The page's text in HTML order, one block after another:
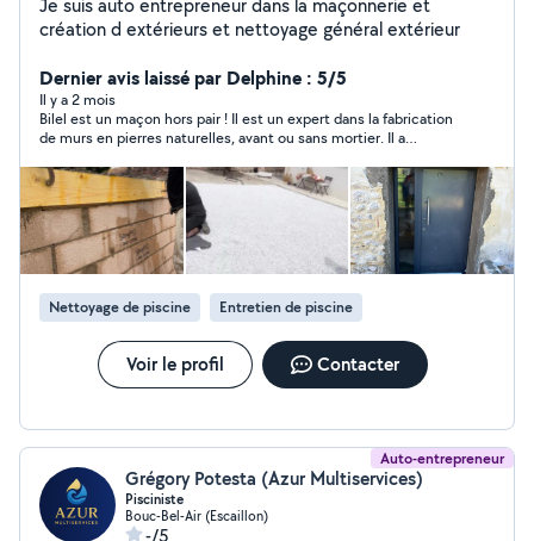
Je suis auto entrepreneur dans la maçonnerie et
création d extérieurs et nettoyage général extérieur
Dernier avis laissé par Delphine : 5/5
Il y a 2 mois
Bilel est un maçon hors pair ! Il est un expert dans la fabrication
de murs en pierres naturelles, avant ou sans mortier. Il a
car un peu atypique. La réalisation a dépassé mes attentes,
c’est encore plus joli que ce que j’attendais. Étant également
habitué à travailler en équipe, il vient parfois avec un collègue
ce qui lui permet d’être encore plus efficace. Et je n’ai pas
besoin de vendre un rein pour sa rémunération ! Je vais très
certainement le solliciter à nouveau pour des changements de
fenêtres ou des poses de placo. Ou autres réparations
nécessaires dans la maison ou au jardin. Je recommande !
Nettoyage de piscine Entretien de piscine
Voir le profil Contacter
Auto-entrepreneur
Grégory Potesta (Azur Multiservices)
Pisciniste
Bouc-Bel-Air (Escaillon)
-/5